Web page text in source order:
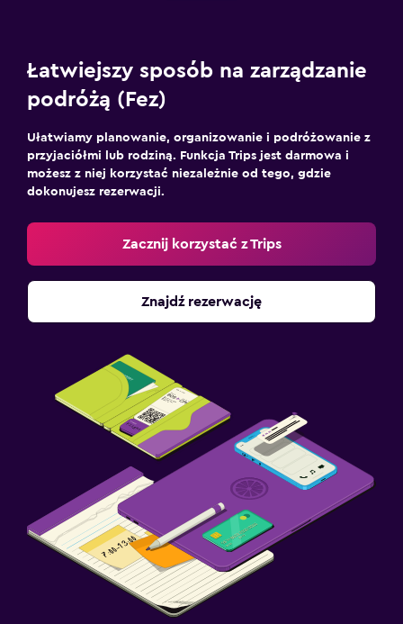
Łatwiejszy sposób na zarządzanie
podróżą (Fez)
Ułatwiamy planowanie, organizowanie i podróżowanie z
przyjaciółmi lub rodziną. Funkcja Trips jest darmowa i
możesz z niej korzystać niezależnie od tego, gdzie
dokonujesz rezerwacji.
Zacznij korzystać z Trips
Znajdź rezerwację